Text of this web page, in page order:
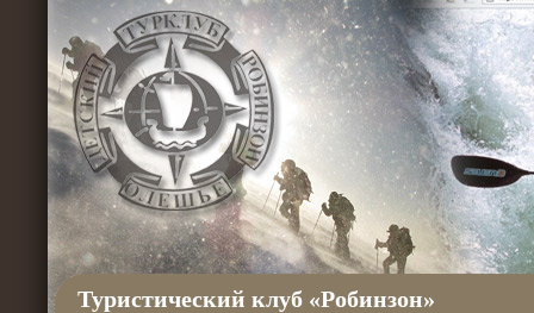
Туристический клуб «Робинзон»